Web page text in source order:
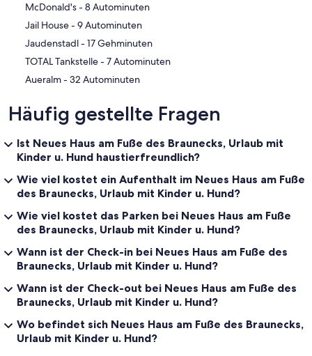
‪McDonald's - ‬8 Autominuten
‪Jail House - ‬9 Autominuten
‪Jaudenstadl - ‬17 Gehminuten
‪TOTAL Tankstelle - ‬7 Autominuten
‪Aueralm - ‬32 Autominuten
Häufig gestellte Fragen
Ist Neues Haus am Fuße des Braunecks, Urlaub mit
Kinder u. Hund haustierfreundlich?
Wie viel kostet ein Aufenthalt im Neues Haus am Fuße
des Braunecks, Urlaub mit Kinder u. Hund?
Wie viel kostet das Parken bei Neues Haus am Fuße
des Braunecks, Urlaub mit Kinder u. Hund?
Wann ist der Check-in bei Neues Haus am Fuße des
Braunecks, Urlaub mit Kinder u. Hund?
Wann ist der Check-out bei Neues Haus am Fuße des
Braunecks, Urlaub mit Kinder u. Hund?
Wo befindet sich Neues Haus am Fuße des Braunecks,
Urlaub mit Kinder u. Hund?